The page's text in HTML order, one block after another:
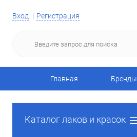
Вход Регистрация
Главная Бренды
Каталог лаков и красок